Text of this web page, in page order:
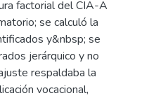
factorial del CIA-A
se calculó la
y&nbsp; se
jerárquico y no
respaldaba la
vocacional,